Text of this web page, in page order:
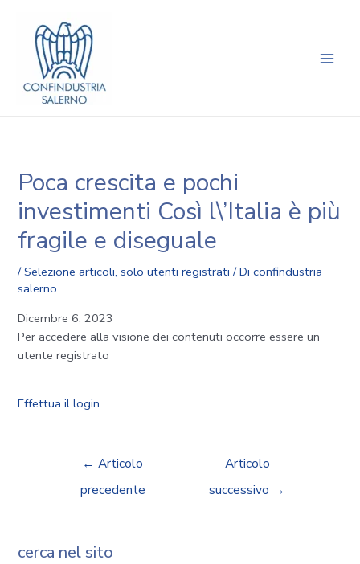
contenuto
Poca crescita e pochi
investimenti Così l\’Italia è più
fragile e diseguale
/Selezione articoli,solo utenti registrati / Diconfindustria
salerno
Dicembre 6, 2023
Per accedere alla visione dei contenuti occorre essere un
utente registrato
Effettua il login
articoli
← Articolo
precedente
Articolo
successivo →
cerca nel sito